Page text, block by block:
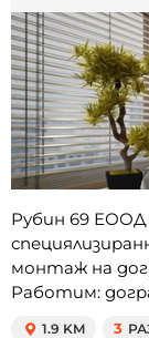
Рубин 69
монтаж на
Работим:
1.9 KM 3